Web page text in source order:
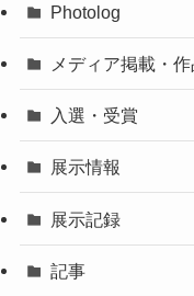
Photolog
メディア掲載・
入選・受賞
展示情報
展示記録
記事